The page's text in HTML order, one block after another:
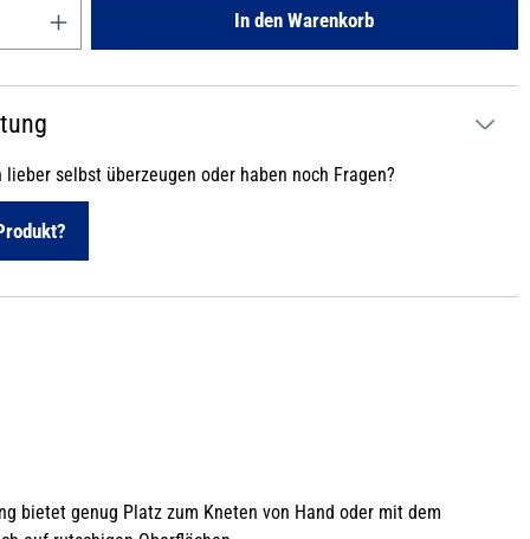
In den Warenkorb
lieber selbst überzeugen oder haben noch Fragen?
bietet genug Platz zum Kneten von Hand oder mit dem